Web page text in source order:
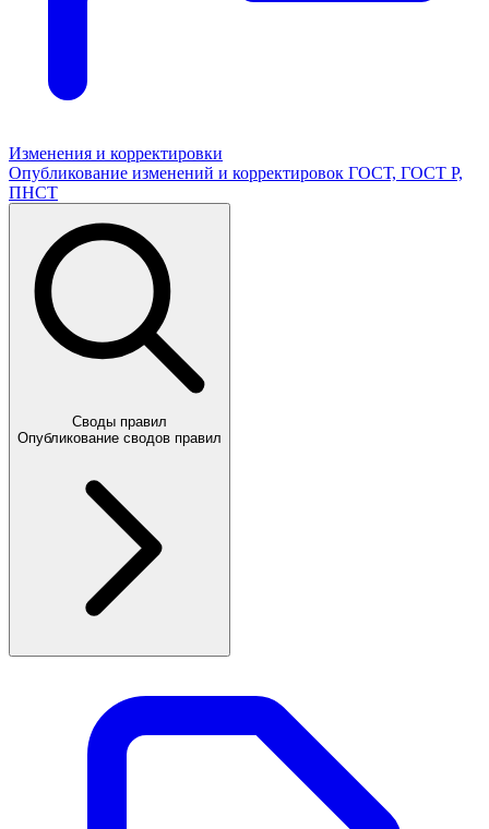
Изменения и корректировки
Опубликование изменений и корректировок ГОСТ, ГОСТ Р,
ПНСТ
Своды правил
Опубликование сводов правил